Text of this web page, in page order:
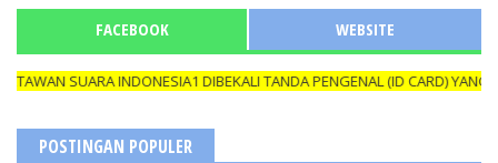
FACEBOOK WEBSITE
INDONESIA1 DIBEKALI TANDA PENGENAL (ID CARD) YANG MASIH
POSTINGAN POPULER